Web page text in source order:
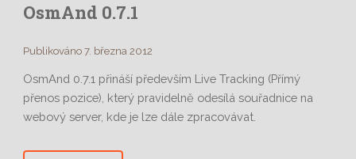
OsmAnd 0.7.1
Publikováno 7. března 2012
OsmAnd 0.7.1 přináší především Live Tracking (Přímý
přenos pozice), který pravidelně odesílá souřadnice na
webový server, kde je lze dále zpracovávat.